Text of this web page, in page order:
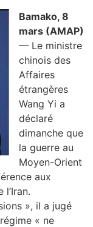
Bamako, 8
mars (AMAP)
— Le ministre
chinois des
Affaires
étrangères
Wang Yi a
déclaré
dimanche que
la guerre au
Moyen-Orient
aux
», il a jugé
« ne